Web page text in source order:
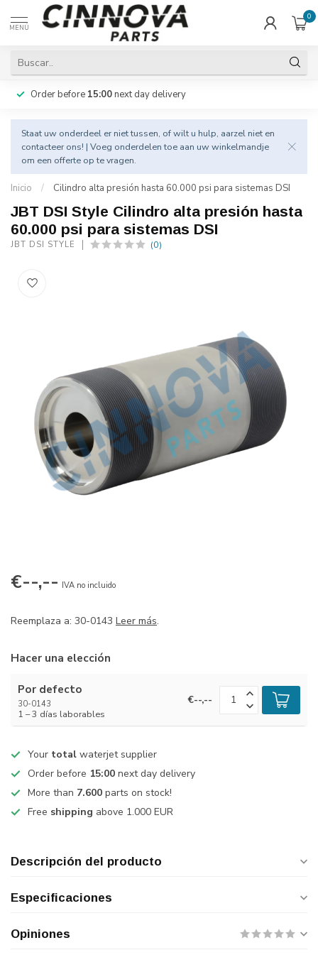
MENÚ
0
Order before 15:00next day delivery
Staat uw onderdeel er niet tussen, of wilt u hulp, aarzel niet en
contacteer ons! | Voeg onderdelen toe aan uw winkelmandje
om een offerte op te vragen.
Inicio / Cilindro alta presión hasta 60.000 psi para sistemas DSI
JBT DSI Style Cilindro alta presión hasta
60.000 psi para sistemas DSI
JBT DSI STYLE (0)
€--,-- IVA no incluido
Reemplaza a: 30-0143 Leer más.
Hacer una elección
Por defecto
30-0143
1 – 3 días laborables
€--,--
Your total waterjet supplier
Order before 15:00 next day delivery
More than 7.600 parts on stock!
Free shipping above 1.000 EUR
Descripción del producto
Especificaciones
Opiniones